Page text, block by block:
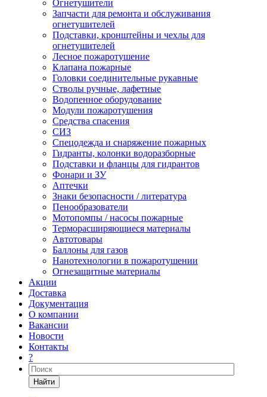
Огнетушители
Запчасти для ремонта и обслуживания
огнетушителей
Подставки, кронштейны и чехлы для
огнетушителей
Лесное пожаротушение
Клапана пожарные
Головки соединительные рукавные
Стволы ручные, лафетные
Водопенное оборудование
Модули пожаротушения
Средства спасения
СИЗ
Спецодежда и снаряжение пожарных
Гидранты, колонки водоразборные
Подставки и фланцы для гидрантов
Фонари и ЗУ
Аптечки
Знаки безопасности / литература
Пенообразователи
Мотопомпы / насосы пожарные
Терморасширяющиеся материалы
Автотовары
Баллоны для газов
Нанотехнологии в пожаротушении
Огнезащитные материалы
Акции
Доставка
Документация
О компании
Вакансии
Новости
Контакты
?
Найти